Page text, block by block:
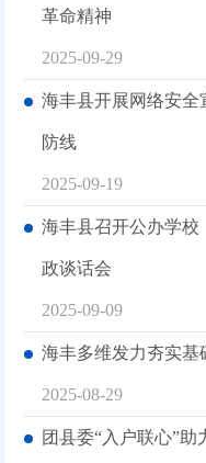
革命精神
2025-09-29
海丰县开展网络安全
防线
2025-09-19
海丰县召开公办学校
政谈话会
2025-09-09
海丰多维发力夯实
2025-08-29
团县委“入户联心”